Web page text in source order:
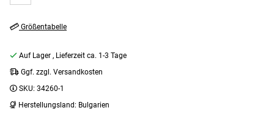
Größentabelle
Auf Lager , Lieferzeit ca. 1-3 Tage
Ggf. zzgl. Versandkosten
SKU: 34260-1
Herstellungsland: Bulgarien